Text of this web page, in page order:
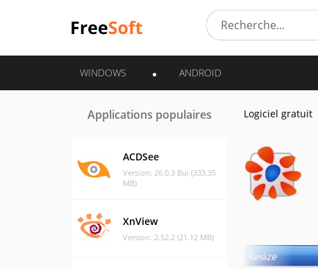
WINDOWS ANDROID
Applications populaires
ACDSee
Version: 26.0.3 Bui (333.35
MB)
XnView
Version: 2.52.2 (21.12 MB)
Logiciel gratuit